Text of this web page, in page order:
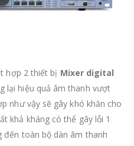
hợp 2 thiết bị Mixer digital
lại hiệu quả âm thanh vượt
như vậy sẽ gây khó khăn cho
khả kháng có thể gây lỗi 1
toàn bộ dàn âm thanh